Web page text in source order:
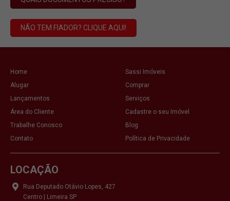
NÃO TEM FIADOR? CLIQUE AQUI!
Home
Sassi Imóveis
Alugar
Comprar
Lançamentos
Serviços
Área do Cliente
Cadastre o seu Imóvel
Trabalhe Conosco
Blog
Contato
Política de Privacidade
LOCAÇÃO
Rua Deputado Otávio Lopes, 427
Centro | Limeira SP